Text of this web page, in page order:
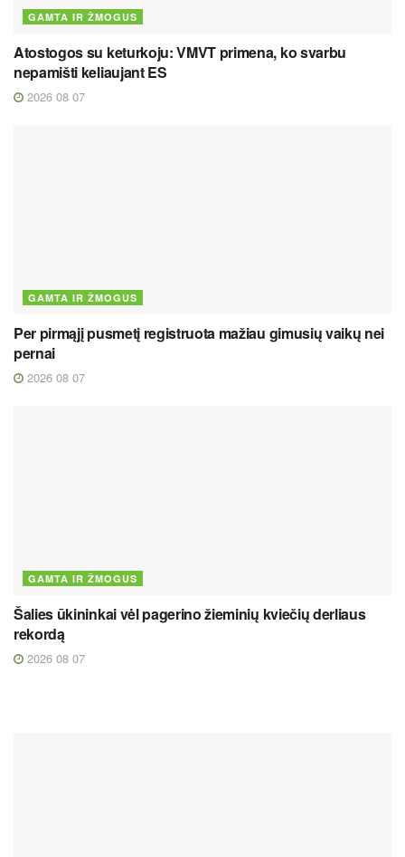
GAMTA IR ŽMOGUS
Atostogos su keturkoju: VMVT primena, ko svarbu
nepamišti keliaujant ES
2026 08 07
GAMTA IR ŽMOGUS
Per pirmąjį pusmetį registruota mažiau gimusių vaikų nei
pernai
2026 08 07
GAMTA IR ŽMOGUS
Šalies ūkininkai vėl pagerino žieminių kviečių derliaus
rekordą
2026 08 07